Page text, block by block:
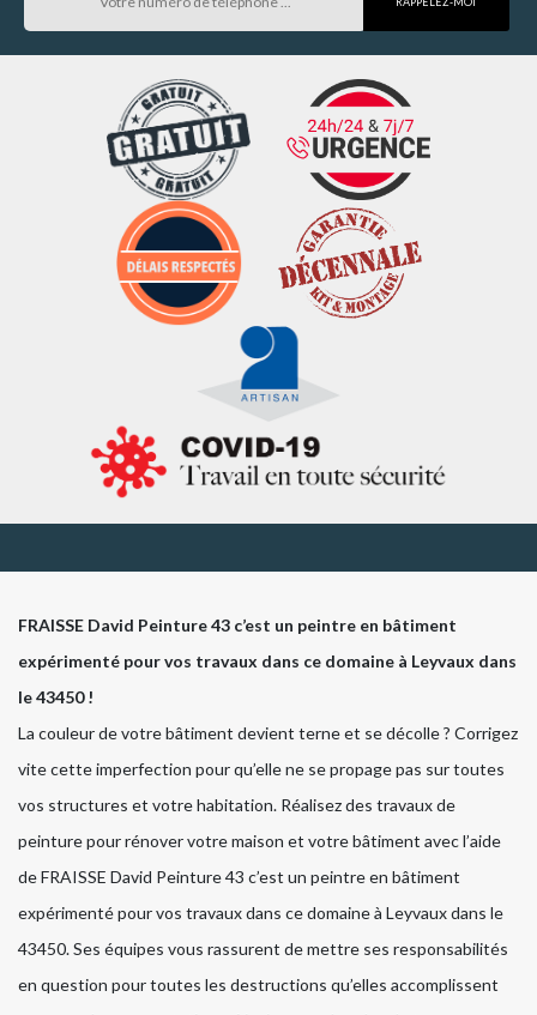
FRAISSE David Peinture 43 c’est un peintre en bâtiment
expérimenté pour vos travaux dans ce domaine à Leyvaux dans
le 43450 !
La couleur de votre bâtiment devient terne et se décolle ? Corrigez
vite cette imperfection pour qu’elle ne se propage pas sur toutes
vos structures et votre habitation. Réalisez des travaux de
peinture pour rénover votre maison et votre bâtiment avec l’aide
de FRAISSE David Peinture 43 c’est un peintre en bâtiment
expérimenté pour vos travaux dans ce domaine à Leyvaux dans le
43450. Ses équipes vous rassurent de mettre ses responsabilités
en question pour toutes les destructions qu’elles accomplissent